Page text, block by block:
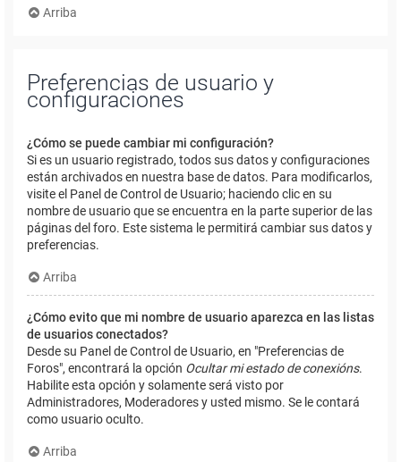
Arriba
Preferencias de usuario y
configuraciones
¿Cómo se puede cambiar mi configuración?
Si es un usuario registrado, todos sus datos y configuraciones
están archivados en nuestra base de datos. Para modificarlos,
visite el Panel de Control de Usuario; haciendo clic en su
nombre de usuario que se encuentra en la parte superior de las
páginas del foro. Este sistema le permitirá cambiar sus datos y
preferencias.
Arriba
¿Cómo evito que mi nombre de usuario aparezca en las listas
de usuarios conectados?
Desde su Panel de Control de Usuario, en "Preferencias de
Foros", encontrará la opción Ocultar mi estado de conexións.
Habilite esta opción y solamente será visto por
Administradores, Moderadores y usted mismo. Se le contará
como usuario oculto.
Arriba